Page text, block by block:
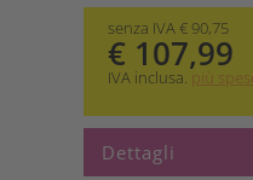
senza IVA € 90,75
€ 107,99
IVA inclusa. più
Dettagli